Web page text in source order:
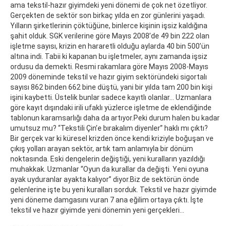
ama tekstil-hazır giyimdeki yeni dönemi de çok net özetliyor.
Gerçekten de sektör son birkaç yılda en zor günlerini yaşadı.
Yılların şirketlerinin çöktüğüne, binlerce kişinin işsiz kaldığına
şahit olduk. SGK verilerine göre Mayıs 2008’de 49 bin 222 olan
işletme sayısı, krizin en hararetli olduğu aylarda 40 bin 500’ün
altına indi. Tabii ki kapanan bu işletmeler, aynı zamanda işsiz
ordusu da demekti. Resmi rakamlara göre Mayıs 2008-Mayıs
2009 döneminde tekstil ve hazır giyim sektöründeki sigortalı
sayısı 862 binden 662 bine düştü, yani bir yılda tam 200 bin kişi
işini kaybetti. Üstelik bunlar sadece kayıtlı olanlar… Uzmanlara
göre kayıt dışındaki irili ufaklı yüzlerce işletme de eklendiğinde
tablonun karamsarlığı daha da artıyor.Peki durum halen bu kadar
umutsuz mu? “Tekstili Çin’e bırakalım diyenler” haklı mı çıktı?
Bir gerçek var ki küresel krizden önce kendi kriziyle boğuşan ve
çıkış yolları arayan sektör, artık tam anlamıyla bir dönüm
noktasında. Eski dengelerin değiştiği, yeni kuralların yazıldığı
muhakkak. Uzmanlar “Oyun da kurallar da değişti. Yeni oyuna
ayak uyduranlar ayakta kalıyor” diyor.Biz de sektörün önde
gelenlerine işte bu yeni kuralları sorduk. Tekstil ve hazır giyimde
yeni döneme damgasını vuran 7 ana eğilim ortaya çıktı. İşte
tekstil ve hazır giyimde yeni dönemin yeni gerçekleri…